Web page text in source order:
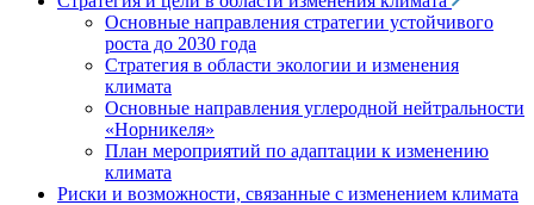
Основные направления стратегии устойчивого
роста до 2030 года
Стратегия в области экологии и изменения
климата
Основные направления углеродной нейтральности
«Норникеля»
План мероприятий по адаптации к изменению
климата
Риски и возможности, связанные с изменением климата